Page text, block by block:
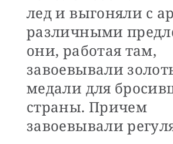
лед и выгоняли с
различными
они, работая там,
завоевывали
медали для
страны. Причем
завоевывали